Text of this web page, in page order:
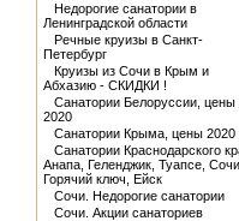
Недорогие санатории в
Ленинградской области
Речные круизы в Санкт-
Петербург
Круизы из Сочи в Крым и
Абхазию - СКИДКИ !
Санатории Белоруссии, цены
2020
Санатории Крыма, цены 2020
Санатории Краснодарского
Анапа, Геленджик, Туапсе, Сочи,
Горячий ключ, Ейск
Сочи. Недорогие санатории
Сочи. Акции санаториев